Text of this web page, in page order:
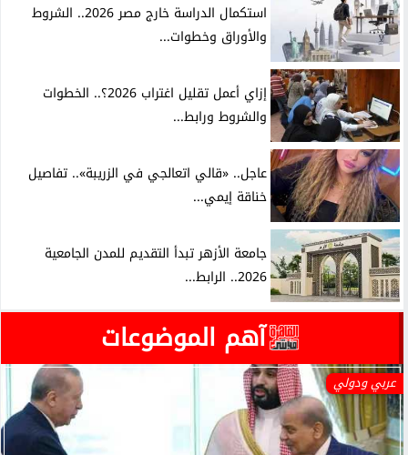
استكمال الدراسة خارج مصر 2026.. الشروط
والأوراق وخطوات...
إزاي أعمل تقليل اغتراب 2026؟.. الخطوات
والشروط ورابط...
عاجل.. «قالي اتعالجي في الزريبة».. تفاصيل
خناقة إيمي...
جامعة الأزهر تبدأ التقديم للمدن الجامعية
2026.. الرابط...
آهم الموضوعات
عربي ودولي